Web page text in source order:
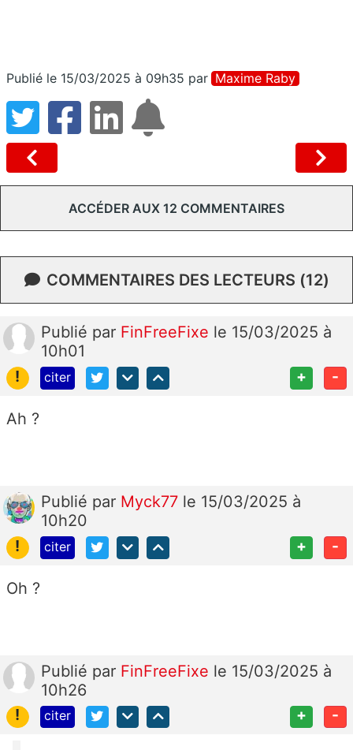
Publié le 15/03/2025 à 09h35 par Maxime Raby
ACCÉDER AUX 12 COMMENTAIRES
COMMENTAIRES DES LECTEURS (12)
Publié par FinFreeFixe le 15/03/2025 à
10h01
!
citer + -
Ah ?
Publié par Myck77 le 15/03/2025 à
10h20
!
citer + -
Oh ?
Publié par FinFreeFixe le 15/03/2025 à
10h26
!
citer + -